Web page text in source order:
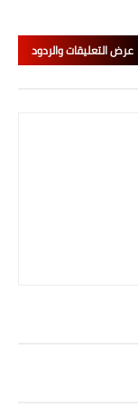
عرض التعليقات والردود